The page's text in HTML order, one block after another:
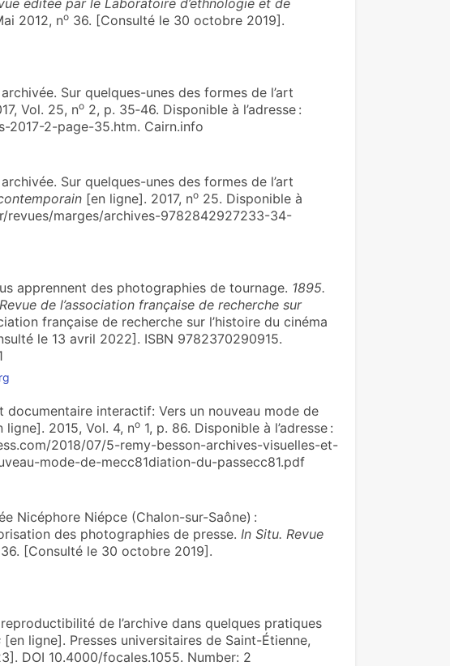
éditée par le Laboratoire d’ethnologie et de
2012, no36. [Consulté le 30 octobre 2019].
archivée. Sur quelques-unes des formes de l’art
Vol. 25, no2, p. 35‑46. Disponible à l’adresse :
2017-2-page-35.htm. Cairn.info
archivée. Sur quelques-unes des formes de l’art
[en ligne]. 2017, no25. Disponible à
revues/marges/archives-9782842927233-34-
apprennent des photographies de tournage. 1895.
de l’association française de recherche sur
française de recherche sur l’histoire du cinéma
le 13 avril 2022]. ISBN 9782370290915.
documentaire interactif: Vers un nouveau mode de
2015, Vol. 4, no1, p. 86. Disponible à l’adresse :
2018/07/5-remy-besson-archives-visuelles-et-
mode-de-mecc81diation-du-passecc81.pdf
Nicéphore Niépce (Chalon-sur-Saône) :
des photographies de presse. In Situ. Revue
[Consulté le 30 octobre 2019].
de l’archive dans quelques pratiques
[en ligne]. Presses universitaires de Saint-Étienne,
DOI 10.4000/focales.1055. Number: 2